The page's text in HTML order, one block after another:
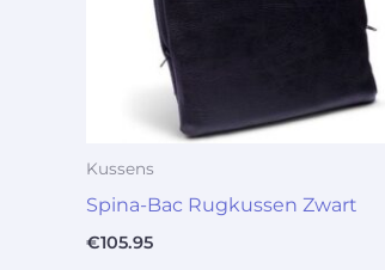
Kussens
Spina-Bac Rugkussen Zwart
€105.95